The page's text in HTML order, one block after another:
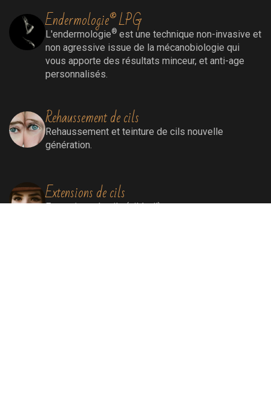
Endermologie® LPG
L'endermologie® est une technique non-invasive et
non agressive issue de la mécanobiologie qui
vous apporte des résultats minceur, et anti-age
personnalisés.
Rehaussement de cils
Rehaussement et teinture de cils nouvelle
génération.
Extensions de cils
Extensions de cils (cil à cil)